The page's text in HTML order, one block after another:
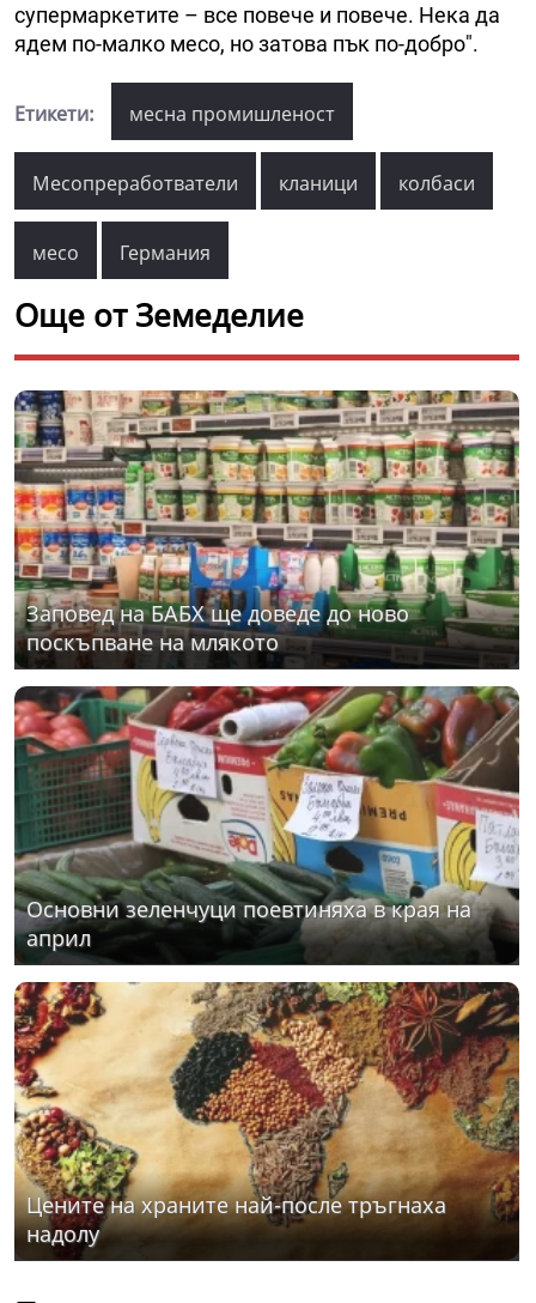
супермаркетите – все повече и повече. Нека да
ядем по-малко месо, но затова пък по-добро".
Етикети: месна промишленост
Месопреработватели кланици колбаси
месо Германия
Още от Земеделие
Заповед на БАБХ ще доведе до ново
поскъпване на млякото
Основни зеленчуци поевтиняха в края на
април
Цените на храните най-после тръгнаха
надолу